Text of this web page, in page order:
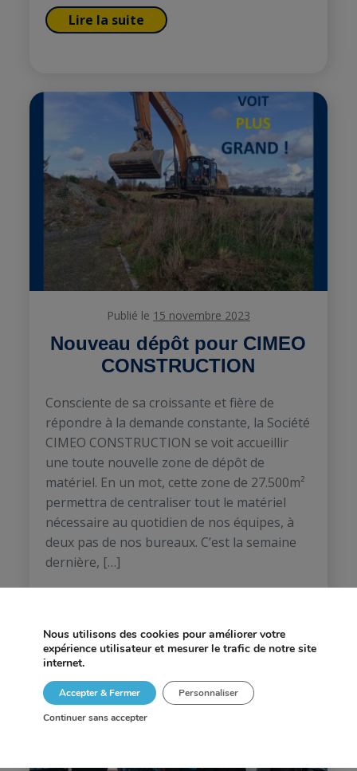
Lire la suite
Nouveau dépôt pour CIMEO
CONSTRUCTION
Publié le 15 novembre 2023
Consciente de sa croissante et fière de
répondre à la demande constante, la Société
CIMEO CONSTRUCTION se voit accueillir
une toute nouvelle zone de dépôt de
matériel. En un mot, cette zone de 27.500m²
permettra de centraliser tout le matériel
nécessaire au quotidien de nos équipes, à
deux pas de nos bureaux. C’est la semaine
dernière, […]
Nous utilisons des cookies pour améliorer votre
expérience utilisateur et mesurer le trafic de notre site
internet.
Accepter & Fermer
Continuer sans accepter
Personnaliser